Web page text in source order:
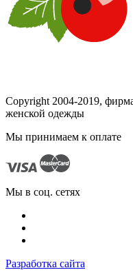
Copyright 2004-2019,
женской одежды
Мы принимаем к оплате
Мы в соц. сетях
Разработка сайта